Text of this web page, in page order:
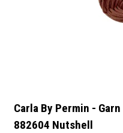
Carla By Permin -
882604 Nutshell